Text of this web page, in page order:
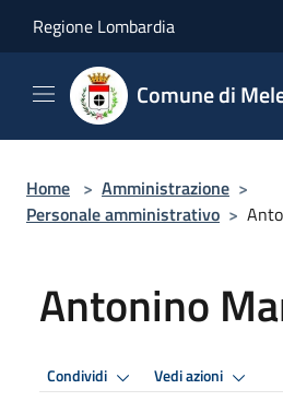
Regione Lombardia
Comune di
Home > Amministrazione >
Personale amministrativo >
Antonino
Condividi Vedi azioni